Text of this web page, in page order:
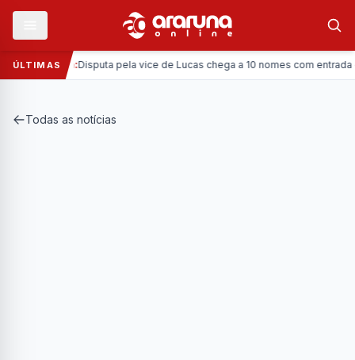
ÚLTIMAS
Política: Disputa pela vice de Lucas chega a 10 nomes com entrada
Todas as notícias